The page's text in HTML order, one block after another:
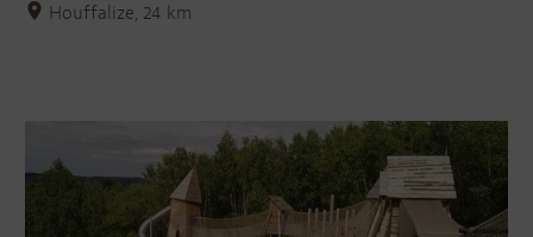
Houffalize, 24 km